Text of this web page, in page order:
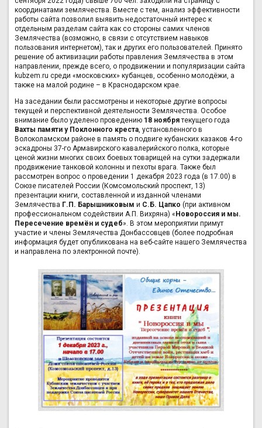
координатами землячества. Вместе с тем, анализ эффективности
работы сайта позволил выявить недостаточный интерес к
отдельным разделам сайта как со стороны самих членов
Землячества (возможно, в связи с отсутствием навыков
пользования интернетом), так и других его пользователей. Принято
решение об активизации работы правления Землячества в этом
направлении, прежде всего, о продвижении и популяризации сайта
kubzem.ru среди «московских» кубанцев, особенно молодёжи, а
также на малой родине – в Краснодарском крае.
На заседании были рассмотрены и некоторые другие вопросы
текущей и перспективной деятельности Землячества. Особое
внимание было уделено проведению 18 ноябрятекущего года
Вахты памяти у Поклонного креста, установленного в
Волоколамском районе в память о подвиге кубанских казаков 4-го
эскадроны 37-го Армавирского кавалерийского полка, которые
ценой жизни многих своих боевых товарищей на сутки задержали
продвижение танковой колонны и пехоты врага. Также был
рассмотрен вопрос о проведении 1 декабря 2023 года (в 17.00) в
Союзе писателей России (Комсомольский проспект, 13)
презентации книги, составленной и изданной членами
Землячества Г.П. Барышниковым и С.Б. Цапко (при активном
профессиональном содействии А.П. Вихряна) «Новороссия и мы.
Пересечение времён и судеб». В этом мероприятии примут
участие и члены Землячества Донбассовцев (более подробная
информация будет опубликована на веб-сайте нашего Землячества
и направлена по электронной почте).